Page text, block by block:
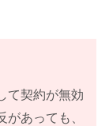
て契約が無効
あっても、